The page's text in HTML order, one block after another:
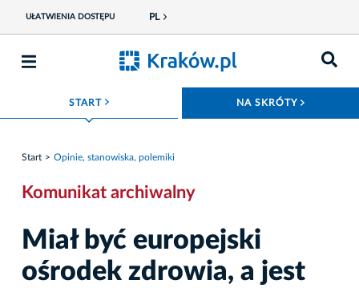
UŁATWIENIA DOSTĘPU PL
START ROZWIŃ MENU NA SKRÓTY
Start Opinie, stanowiska, polemiki
Komunikat archiwalny
Miał być europejski
ośrodek zdrowia, a jest